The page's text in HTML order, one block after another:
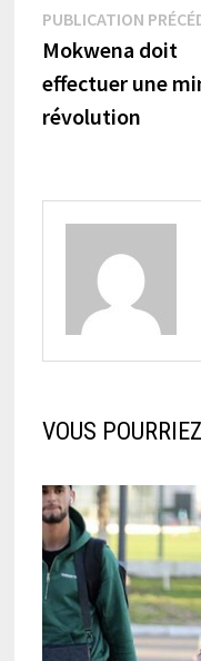
Navigation
de
l’article
PUBLICATION
Mokwena doit
effectuer une
révolution
VOUS